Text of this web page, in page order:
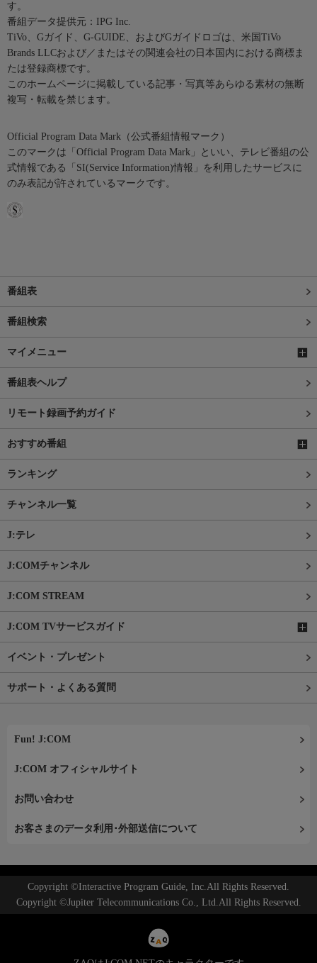
す。
番組データ提供元：IPG Inc.
TiVo、Gガイド、G-GUIDE、およびGガイドロゴは、米国TiVo
Brands LLCおよび／またはその関連会社の日本国内における商標ま
たは登録商標です。
このホームページに掲載している記事・写真等あらゆる素材の無断
複写・転載を禁じます。
Official Program Data Mark（公式番組情報マーク）
このマークは「Official Program Data Mark」といい、テレビ番組の公
式情報である「SI(Service Information)情報」を利用したサービスに
のみ表記が許されているマークです。
番組表
番組検索
マイメニュー
番組表ヘルプ
リモート録画予約ガイド
おすすめ番組
ランキング
チャンネル一覧
J:テレ
J:COMチャンネル
J:COM STREAM
J:COM TVサービスガイド
イベント・プレゼント
サポート・よくある質問
Fun! J:COM
J:COM オフィシャルサイト
お問い合わせ
お客さまのデータ利用･外部送信について
Copyright ©Interactive Program Guide, Inc.All Rights Reserved.
Copyright ©Jupiter Telecommunications Co., Ltd.All Rights Reserved.